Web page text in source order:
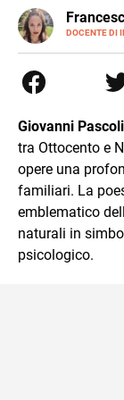
DOCENTE DI
LINKEDIN
INSTAGRAM
della
Giovanni Pascoli
tra Ottocento e
opere una
familiari. La
emblematico
naturali in
psicologico.